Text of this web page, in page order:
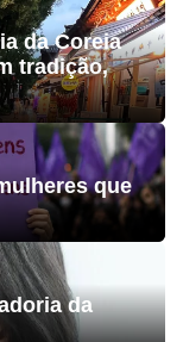
da Coreia
tradição,
que
da